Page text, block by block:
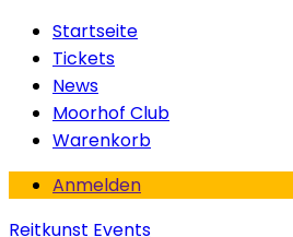
Startseite
Tickets
News
Moorhof Club
Warenkorb
Anmelden
Reitkunst Events